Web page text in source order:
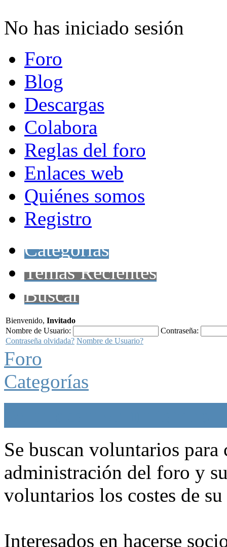
No has iniciado sesión
Foro
Blog
Descargas
Colabora
Reglas del foro
Enlaces web
Quiénes somos
Registro
Categorías
Temas Recientes
Buscar
Bienvenido, Invitado
Nombre de Usuario:
Contraseña:
Contraseña olvidada? Nombre de Usuario?
Foro
Categorías
Se buscan voluntarios para
administración del foro y
voluntarios los costes de
Interesados en hacerse